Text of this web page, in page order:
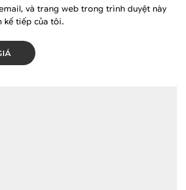
và trang web trong trình duyệt này
kế tiếp của tôi.